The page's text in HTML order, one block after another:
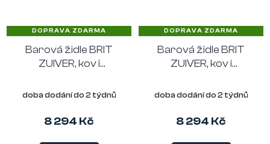
DOPRAVA ZDARMA
Barová židle BRIT
ZUIVER, kov i
doba dodání do 2 týdnů
8 294 Kč
DOPRAVA ZDARMA
Barová židle BRIT
ZUIVER, kov i
doba dodání do 2 týdnů
8 294 Kč